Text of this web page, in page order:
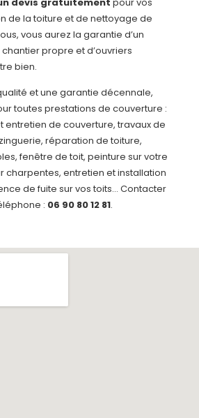
de la toiture et de nettoyage de
vous aurez la garantie d’un
chantier propre et d’ouvriers
bien.
et une garantie décennale,
toutes prestations de couverture :
entretien de couverture, travaux de
réparation de toiture,
fenêtre de toit, peinture sur votre
charpentes, entretien et installation
de fuite sur vos toits… Contacter
: 06 90 80 12 81.